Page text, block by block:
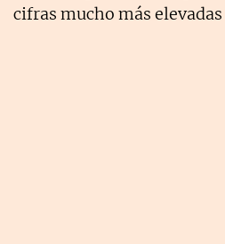
cifras mucho más